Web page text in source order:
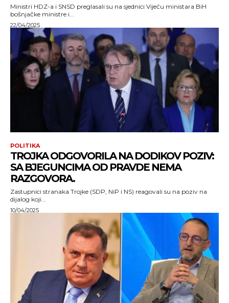
Ministri HDZ-a i SNSD preglasali su na sjednici Vijeću ministara BiH
bošnjačke ministre i...
22/04/2025
POLITIKA
TROJKA ODGOVORILA NA DODIKOV POZIV:
SA BJEGUNCIMA OD PRAVDE NEMA
RAZGOVORA.
Zastupnici stranaka Trojke (SDP, NiP i NS) reagovali su na poziv na
dijalog koji...
10/04/2025